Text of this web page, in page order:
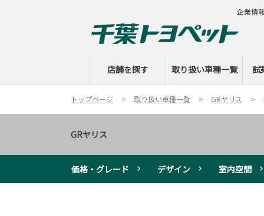
店舗を探す 取り扱い車種一覧 試
企業情
トップページ 取り扱い車種一覧 GRヤリス
GRヤリス
価格・グレード デザイン 室内空間